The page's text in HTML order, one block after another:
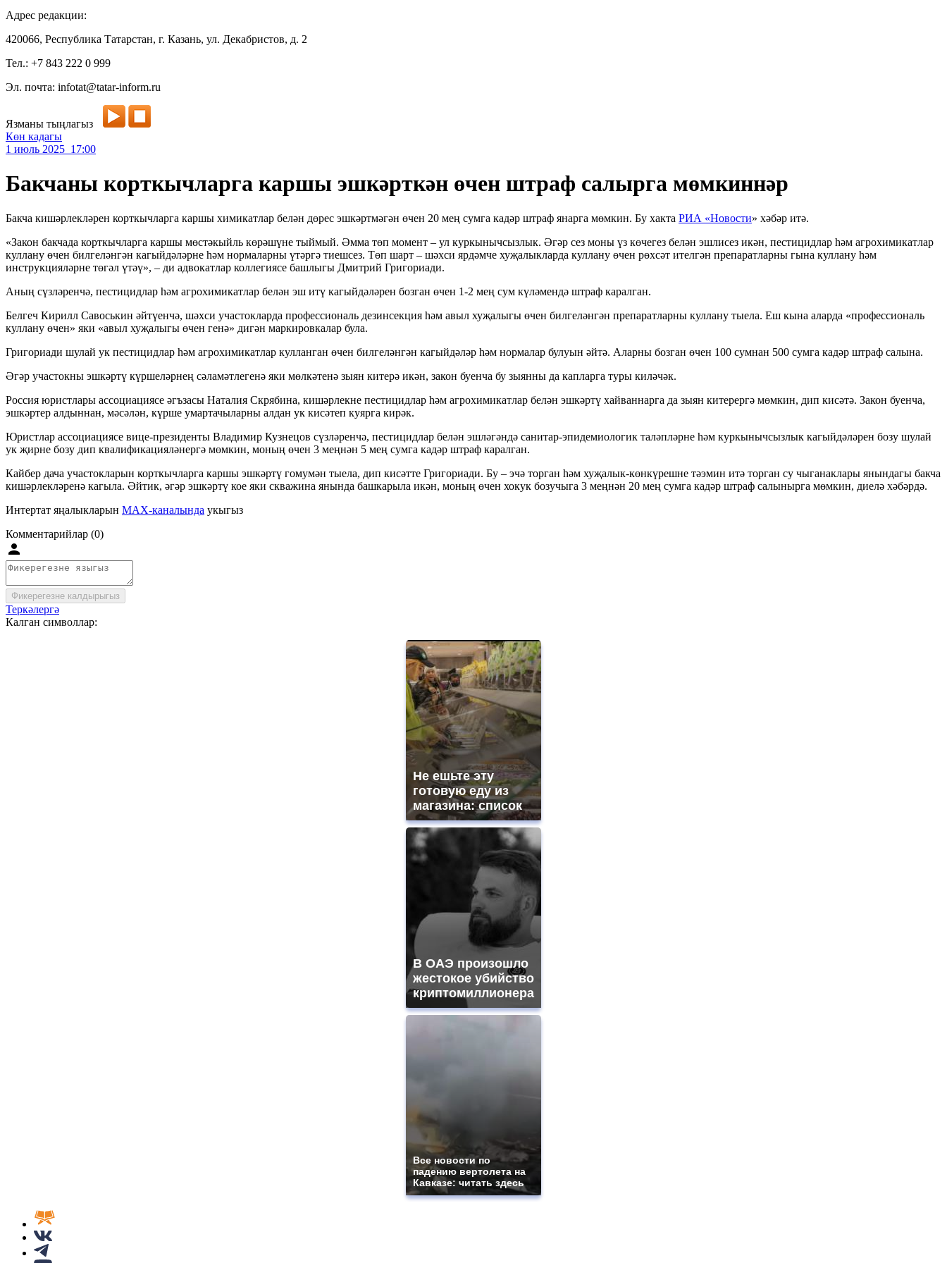
Адрес редакции:
420066, Республика Татарстан, г. Казань, ул. Декабристов, д. 2
Тел.: +7 843 222 0 999
Эл. почта: infotat@tatar-inform.ru
Язманы тыңлагыз
Көн кадагы
1 июль 2025 17:00
Бакчаны корткычларга каршы эшкәрткән өчен штраф салырга мөмкиннәр
Бакча кишәрлекләрен корткычларга каршы химикатлар белән дөрес эшкәртмәгән өчен 20 мең сумга кадәр штраф янарга мөмкин. Бу хакта РИА «Новости» хәбәр итә.
«Закон бакчада корткычларга каршы мөстәкыйль көрәшүне тыймый. Әмма төп момент – ул куркынычсызлык. Әгәр сез моны үз көчегез белән эшлисез икән, пестицидлар һәм агрохимикатлар
куллану өчен билгеләнгән кагыйдәләрне һәм нормаларны үтәргә тиешсез. Төп шарт – шәхси ярдәмче хуҗалыкларда куллану өчен рөхсәт ителгән препаратларны гына куллану һәм
инструкцияләрне төгәл үтәү», – ди адвокатлар коллегиясе башлыгы Дмитрий Григориади.
Аның сүзләренчә, пестицидлар һәм агрохимикатлар белән эш итү кагыйдәләрен бозган өчен 1-2 мең сум күләмендә штраф каралган.
Белгеч Кирилл Савоськин әйтүенчә, шәхси участокларда профессиональ дезинсекция һәм авыл хуҗалыгы өчен билгеләнгән препаратларны куллану тыела. Еш кына аларда «профессиональ
куллану өчен» яки «авыл хуҗалыгы өчен генә» дигән маркировкалар була.
Григориади шулай ук пестицидлар һәм агрохимикатлар кулланган өчен билгеләнгән кагыйдәләр һәм нормалар булуын әйтә. Аларны бозган өчен 100 сумнан 500 сумга кадәр штраф салына.
Әгәр участокны эшкәртү күршеләрнең сәламәтлегенә яки мөлкәтенә зыян китерә икән, закон буенча бу зыянны да капларга туры киләчәк.
Россия юристлары ассоциациясе әгъзасы Наталия Скрябина, кишәрлекне пестицидлар һәм агрохимикатлар белән эшкәртү хайваннарга да зыян китерергә мөмкин, дип кисәтә. Закон буенча,
эшкәртер алдыннан, мәсәлән, күрше умартачыларны алдан ук кисәтеп куярга кирәк.
Юристлар ассоциациясе вице-президенты Владимир Кузнецов сүзләренчә, пестицидлар белән эшләгәндә санитар-эпидемиологик таләпләрне һәм куркынычсызлык кагыйдәләрен бозу шулай
ук җирне бозу дип квалификацияләнергә мөмкин, моның өчен 3 меңнән 5 мең сумга кадәр штраф каралган.
Кайбер дача участокларын корткычларга каршы эшкәртү гомумән тыела, дип кисәтте Григориади. Бу – эчә торган һәм хуҗалык-көнкүрешне тәэмин итә торган су чыганаклары янындагы бакча
кишәрлекләренә кагыла. Әйтик, әгәр эшкәртү кое яки скважина янында башкарыла икән, моның өчен хокук бозучыга 3 меңнән 20 мең сумга кадәр штраф салынырга мөмкин, диелә хәбәрдә.
Интертат яңалыкларын MAX-каналында укыгыз
Комментарийлар (0)
Фикерегезне калдырыгыз
Теркәлергә
Калган символлар:
Не ешьте эту
готовую еду из
магазина: список
В ОАЭ произошло
жестокое убийство
криптомиллионера
Все новости по
падению вертолета на
Кавказе: читать здесь